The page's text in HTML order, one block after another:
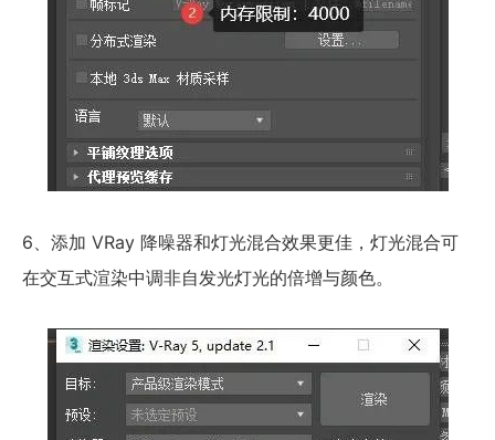
6、添加 VRay 降噪器和灯光混合效果更佳，灯光混合可
在交互式渲染中调非自发光灯光的倍增与颜色。